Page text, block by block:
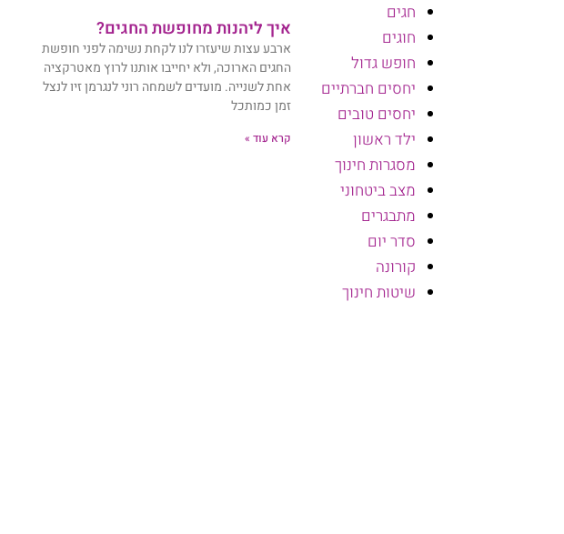
חגים
חוגים
חופש גדול
יחסים חברתיים
יחסים טובים
ילד ראשון
מסגרות חינוך
מצב ביטחוני
מתבגרים
סדר יום
קורונה
שיטות חינוך
איך ליהנות מחופשת החגים?
ארבע עצות שיעזרו לנו לקחת נשימה לפני חופשת
החגים הארוכה, ולא יחייבו אותנו לרוץ מאטרקציה
אחת לשנייה. מועדים לשמחה רוני לנגרמן זיו לנצל
זמן כמותכל
קרא עוד »